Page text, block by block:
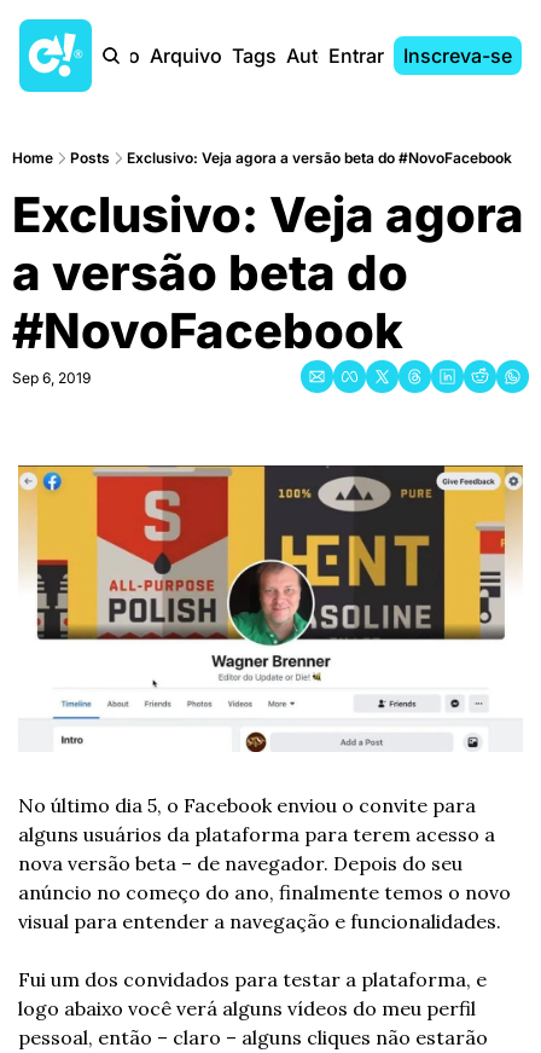
Início Arquivo Tags AutoresEntrar Inscreva-se
Home Posts Exclusivo: Veja agora a versão beta do #NovoFacebook
Exclusivo: Veja agora
a versão beta do
#NovoFacebook
Sep 6, 2019
No último dia 5, o Facebook enviou o convite para
alguns usuários da plataforma para terem acesso a
nova versão beta – de navegador. Depois do seu
anúncio no começo do ano, finalmente temos o novo
visual para entender a navegação e funcionalidades.
Fui um dos convidados para testar a plataforma, e
logo abaixo você verá alguns vídeos do meu perfil
pessoal, então – claro – alguns cliques não estarão